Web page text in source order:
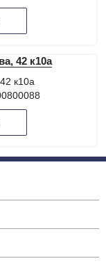
42 к10а
к10а